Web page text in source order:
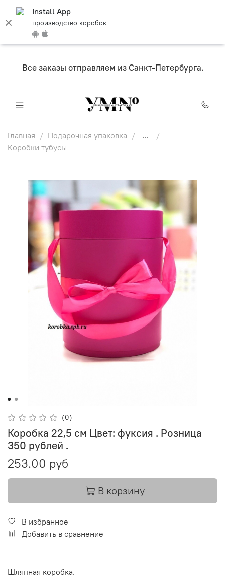
Install App
производство коробок
Все заказы отправляем из Санкт-Петербурга.
Главная Подарочная упаковка
...
Коробки тубусы
(0)
Коробка 22,5 см Цвет: фуксия . Розница
350 рублей .
253.00 руб
В корзину
В избранное
Добавить в сравнение
Шляпная коробка.